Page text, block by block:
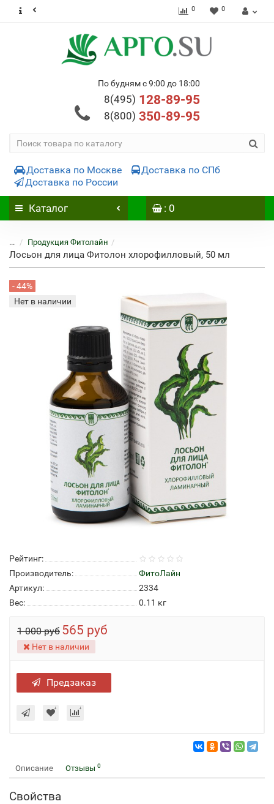
0 0
По будням с 9:00 до 18:00
8(495) 128-89-95
8(800) 350-89-95
Доставка по Москве
Доставка по СПб
Доставка по России
Каталог : 0
... Продукция Фитолайн
Лосьон для лица Фитолон хлорофилловый, 50 мл
- 44%
Нет в наличии
Рейтинг:
Производитель:
ФитоЛайн
Артикул:
2334
Вес:
0.11 кг
1 000 руб 565 руб
Нет в наличии
Предзаказ
Описание Отзывы 0
Свойства